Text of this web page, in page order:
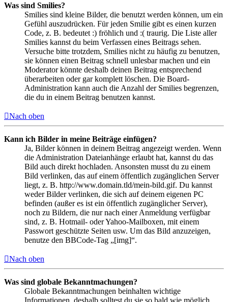
Was sind Smilies?
Smilies sind kleine Bilder, die benutzt werden können, um ein
Gefühl auszudrücken. Für jeden Smilie gibt es einen kurzen
Code, z. B. bedeutet :) fröhlich und :( traurig. Die Liste aller
Smilies kannst du beim Verfassen eines Beitrags sehen.
Versuche bitte trotzdem, Smilies nicht zu häufig zu benutzen,
sie können einen Beitrag schnell unlesbar machen und ein
Moderator könnte deshalb deinen Beitrag entsprechend
überarbeiten oder gar komplett löschen. Die Board-
Administration kann auch die Anzahl der Smilies begrenzen,
die du in einem Beitrag benutzen kannst.
Nach oben
Kann ich Bilder in meine Beiträge einfügen?
Ja, Bilder können in deinem Beitrag angezeigt werden. Wenn
die Administration Dateianhänge erlaubt hat, kannst du das
Bild auch direkt hochladen. Ansonsten musst du zu einem
Bild verlinken, das auf einem öffentlich zugänglichen Server
liegt, z. B. http://www.domain.tld/mein-bild.gif. Du kannst
weder Bilder verlinken, die sich auf deinem eigenen PC
befinden (außer es ist ein öffentlich zugänglicher Server),
noch zu Bildern, die nur nach einer Anmeldung verfügbar
sind, z. B. Hotmail- oder Yahoo-Mailboxen, mit einem
Passwort geschützte Seiten usw. Um das Bild anzuzeigen,
benutze den BBCode-Tag „[img]“.
Nach oben
Was sind globale Bekanntmachungen?
Globale Bekanntmachungen beinhalten wichtige
Informationen, deshalb solltest du sie so bald wie möglich